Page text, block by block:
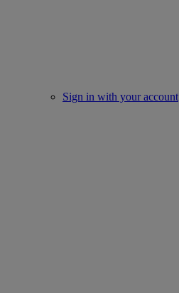
Sign in with your account